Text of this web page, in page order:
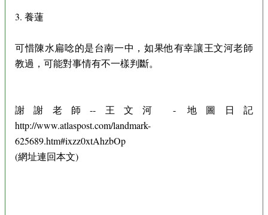
3. 養蓮
可惜陳水扁唸的是台南一中，如果他有幸讓王文河老師
教過，可能對事情有不一樣判斷。
謝謝老師--王文河 - 地圖日記
http://www.atlaspost.com/landmark-
625689.htm#ixzz0xtAhzbOp
(網址連回本文)